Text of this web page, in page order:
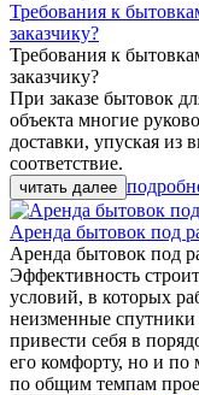
Требования к
заказчику?
Требования к
заказчику?
При заказе бытовок
объекта многие
доставки, упуская из
соответствие.
Аренда бытовок под
Аренда бытовок под
Эффективность
условий, в которых
неизменные
привести себя в
его комфорту, но и по
по общим темпам